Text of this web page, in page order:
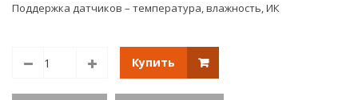
Поддержка датчиков – температура, влажность, ИК
Купить